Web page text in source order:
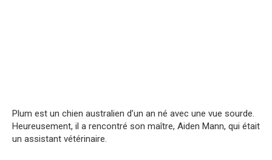
Plum est un chien australien d’un an né avec une vue sourde.
Heureusement, il a rencontré son maître, Aiden Mann, qui était
un assistant vétérinaire.